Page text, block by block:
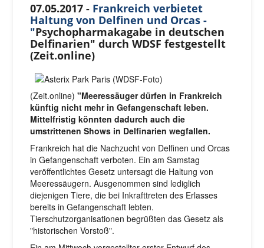
07.05.2017 - Frankreich verbietet
Haltung von Delfinen und Orcas -
"Psychopharmakagabe in deutschen
Delfinarien" durch WDSF festgestellt
(Zeit.online)
(Zeit.online) "Meeressäuger dürfen in Frankreich
künftig nicht mehr in Gefangenschaft leben.
Mittelfristig könnten dadurch auch die
umstrittenen Shows in Delfinarien wegfallen.
Frankreich hat die Nachzucht von Delfinen und Orcas
in Gefangenschaft verboten. Ein am Samstag
veröffentlichtes Gesetz untersagt die Haltung von
Meeressäugern. Ausgenommen sind lediglich
diejenigen Tiere, die bei Inkrafttreten des Erlasses
bereits in Gefangenschaft lebten.
Tierschutzorganisationen begrüßten das Gesetz als
"historischen Vorstoß".